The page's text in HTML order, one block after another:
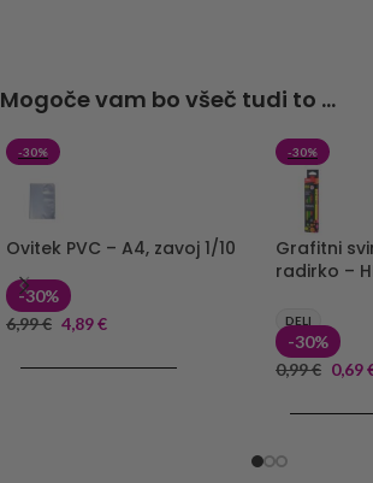
Mogoče vam bo všeč tudi to ...
-30%
Ovitek PVC – A4, zavoj 1/10
-30%
6,99€ 4,89€
-30%
Grafitni
radirko –
DELI
-30%
0,99€ 0,69